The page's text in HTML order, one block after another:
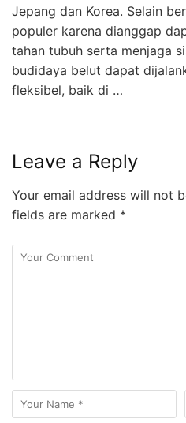
Jepang dan Korea. Selain
populer karena dianggap
tahan tubuh serta menjaga
budidaya belut dapat
fleksibel, baik di …
Leave a Reply
Your email address will not
fields are marked *